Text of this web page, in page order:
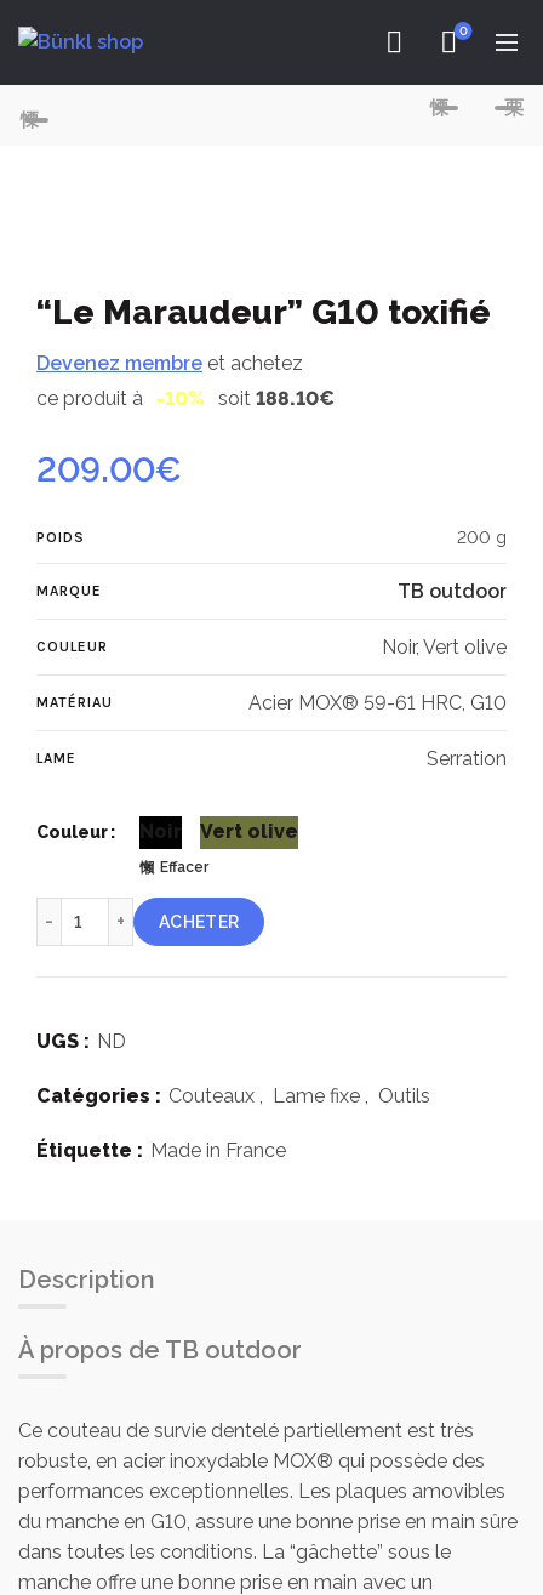
0
“Le Maraudeur” G10 toxifié
Devenez membre et achetez
ce produit à
-10% soit 188.10€
209.00€
POIDS 200 g
MARQUE TB outdoor
COULEUR Noir, Vert olive
MATÉRIAU Acier MOX® 59-61 HRC, G10
LAME Serration
Couleur Noir Vert olive
Effacer
quantité de “Le Maraudeur” G10 toxifié
ACHETER
UGS : ND
Catégories : Couteaux Lame fixe Outils
Étiquette : Made in France
Description
À propos de TB outdoor
Ce couteau de survie dentelé partiellement est très
robuste, en acier inoxydable MOX® qui possède des
performances exceptionnelles. Les plaques amovibles
du manche en G10, assure une bonne prise en main sûre
dans toutes les conditions. La “gâchette” sous le
manche offre une bonne prise en main avec un